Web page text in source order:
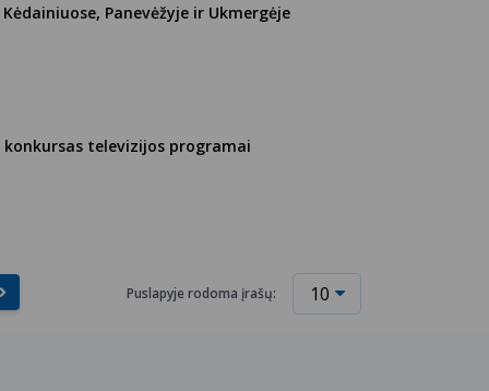
Panevėžyje ir Ukmergėje
konkursas televizijos programai
Puslapyje rodoma įrašų: